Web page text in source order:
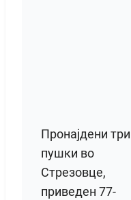
Пронајдени три
пушки во
Стрезовце,
приведен 77-